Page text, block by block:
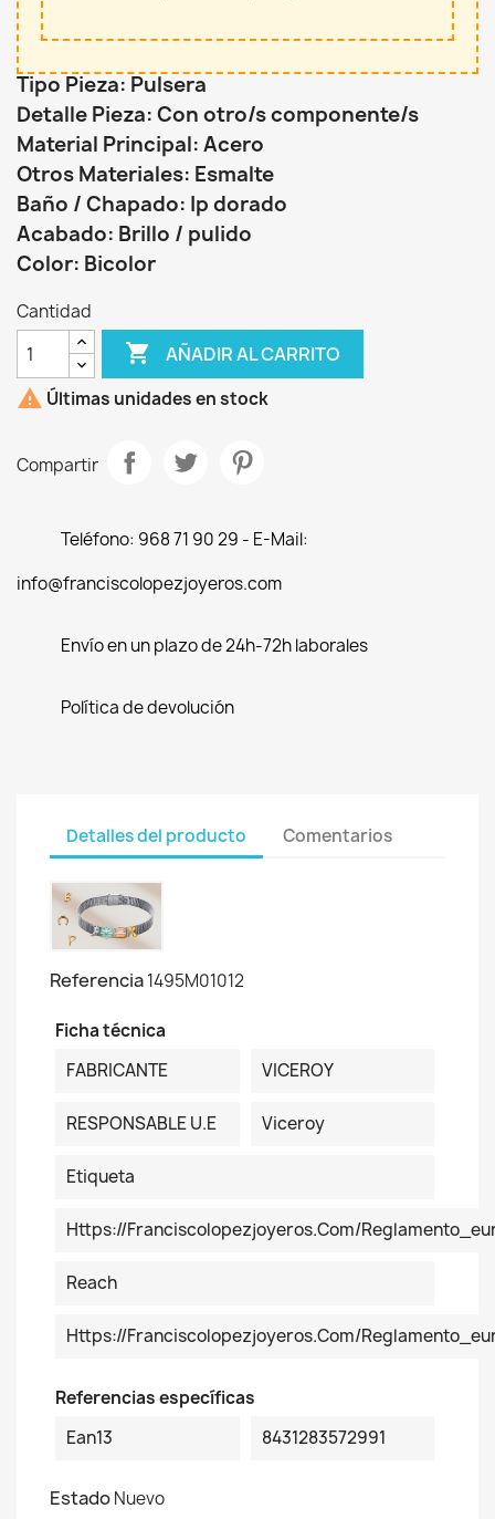
Tipo Pieza: Pulsera
Detalle Pieza: Con otro/s componente/s
Material Principal: Acero
Otros Materiales: Esmalte
Baño / Chapado: Ip dorado
Acabado: Brillo / pulido
Color: Bicolor
Cantidad
 AÑADIR AL CARRITO
 Últimas unidades en stock
Compartir
Teléfono: 968 71 90 29 - E-Mail:
info@franciscolopezjoyeros.com
Envío en un plazo de 24h-72h laborales
Política de devolución
Detalles del producto Comentarios
Referencia1495M01012
Ficha técnica
FABRICANTE
VICEROY
RESPONSABLE U.E Viceroy
Etiqueta
Https://franciscolopezjoyeros.com/
Reach
Https://franciscolopezjoyeros.com/
Referencias específicas
Ean13
8431283572991
EstadoNuevo